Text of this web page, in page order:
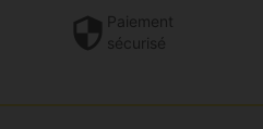
Paiement
sécurisé